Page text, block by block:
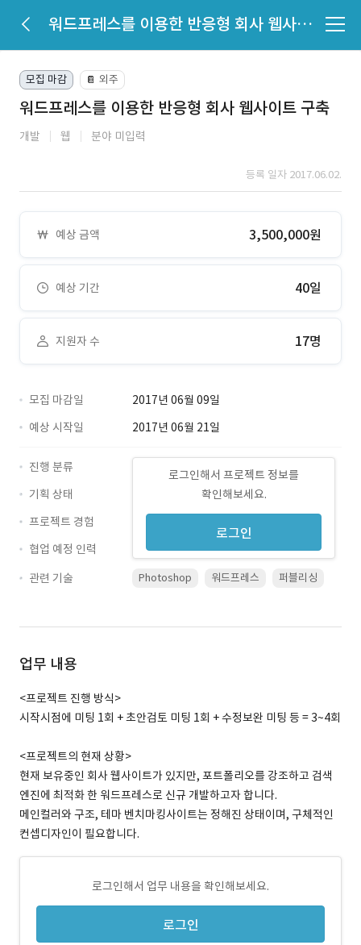
워드프레스를 이용한 반응형 회사 웹사이트 구축
모집 마감 📔 외주
워드프레스를 이용한 반응형 회사 웹사이트 구축
개발 웹 분야 미입력
등록 일자 2017.06.02.
예상 금액 3,500,000원
예상 기간 40일
지원자 수 17명
모집 마감일
2017년 06월 09일
예상 시작일
2017년 06월 21일
로그인해서 프로젝트 정보를
확인해보세요.
로그인
진행 분류
기획 상태
프로젝트 경험
협업 예정 인력
관련 기술
Photoshop 워드프레스 퍼블리싱
업무 내용
<프로젝트 진행 방식>
시작시점에 미팅 1회 + 초안검토 미팅 1회 + 수정보완 미팅 등 = 3~4회
<프로젝트의 현재 상황>
현재 보유중인 회사 웹사이트가 있지만, 포트폴리오를 강조하고 검색
엔진에 최적화 한 워드프레스로 신규 개발하고자 합니다.
메인컬러와 구조, 테마 벤치마킹사이트는 정해진 상태이며, 구체적인
컨셉디자인이 필요합니다.
로그인해서 업무 내용을 확인해보세요.
로그인